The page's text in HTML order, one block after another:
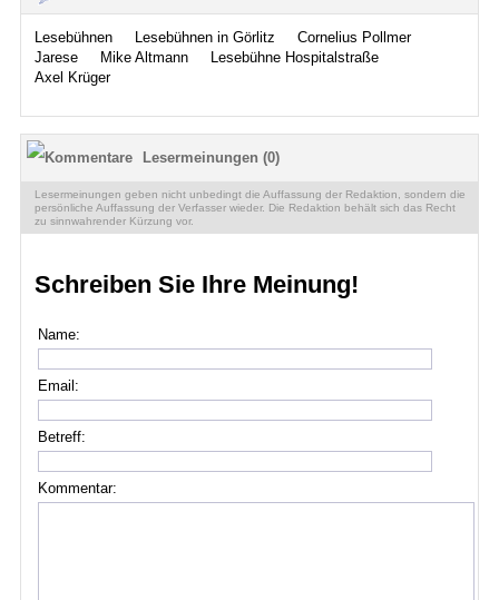
Lesebühnen Lesebühnen in Görlitz
Cornelius Pollmer
Jarese
Mike Altmann
Lesebühne Hospitalstraße
Axel Krüger
Lesermeinungen (0)
Lesermeinungen geben nicht unbedingt die Auffassung der Redaktion, sondern die
persönliche Auffassung der Verfasser wieder. Die Redaktion behält sich das Recht
zu sinnwahrender Kürzung vor.
Schreiben Sie Ihre Meinung!
Name:
Email:
Betreff:
Kommentar: